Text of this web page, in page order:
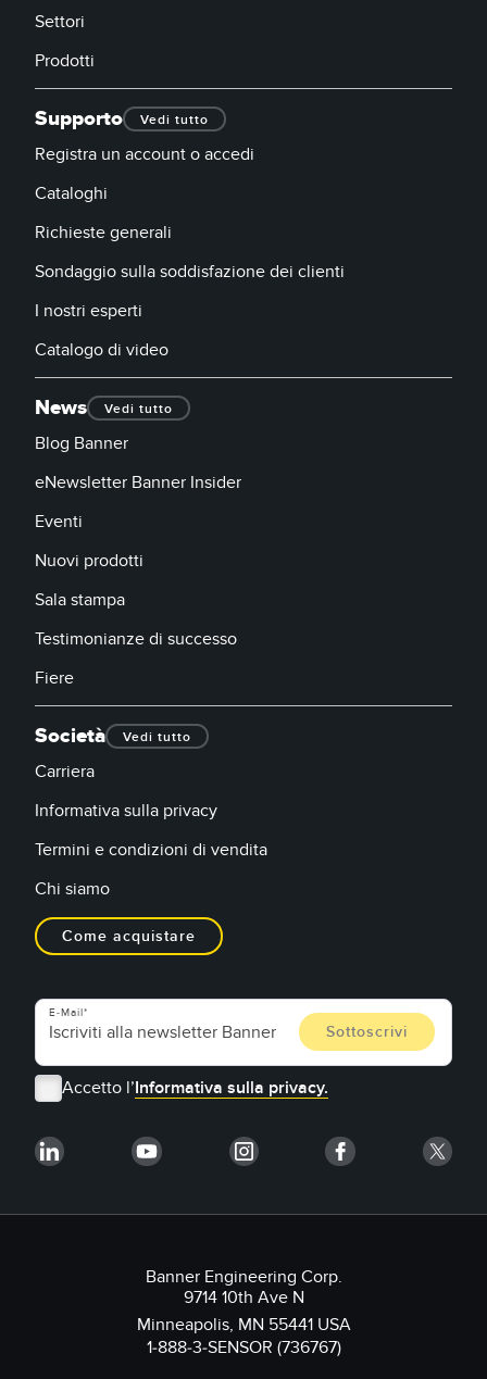
Settori
Prodotti
Supporto Vedi tutto
Registra un account o accedi
Cataloghi
Richieste generali
Sondaggio sulla soddisfazione dei clienti
I nostri esperti
Catalogo di video
News Vedi tutto
Blog Banner
eNewsletter Banner Insider
Eventi
Nuovi prodotti
Sala stampa
Testimonianze di successo
Fiere
Società Vedi tutto
Carriera
Informativa sulla privacy
Termini e condizioni di vendita
Chi siamo
Come acquistare
E-Mail
Accetto l’Informativa sulla privacy.
Banner Engineering Corp.
9714 10th Ave N
Minneapolis, MN 55441 USA
1-888-3-SENSOR (736767)